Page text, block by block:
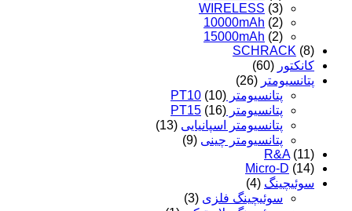
WIRELESS (3)
10000mAh (2)
15000mAh (2)
SCHRACK (8)
کانکتور (60)
پتانسیومتر (26)
پتانسیومتر PT10 (10)
پتانسیومتر PT15 (16)
پتانسیومتر اسپانیایی (13)
پتانسیومتر چینی (9)
R&A (11)
Micro-D (14)
سوئیچینگ (4)
سوئیچینگ فلزی (3)